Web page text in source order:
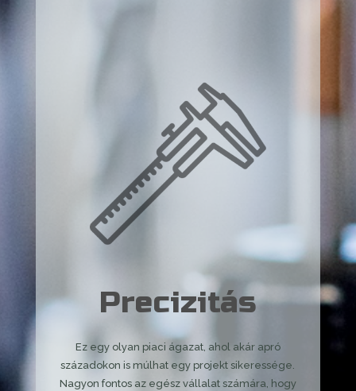
Precizitás
Ez egy olyan piaci ágazat, ahol akár apró
századokon is múlhat egy projekt sikeressége.
Nagyon fontos az egész vállalat számára, hogy